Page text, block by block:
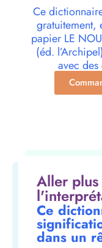
Ce
gratuitement,
papier LE
(éd.
avec
Aller
Ce
dans un